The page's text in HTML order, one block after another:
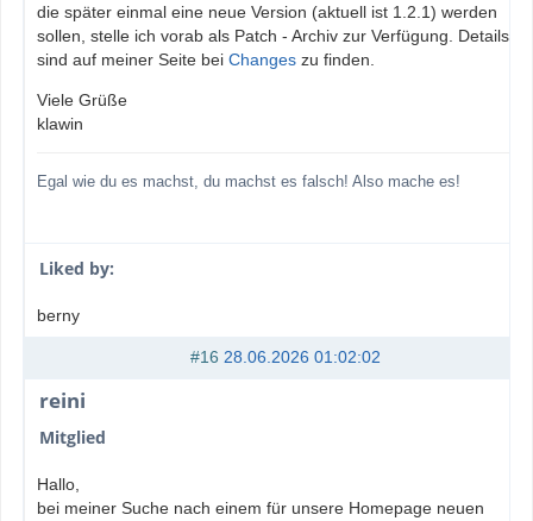
die später einmal eine neue Version (aktuell ist 1.2.1) werden
sollen, stelle ich vorab als Patch - Archiv zur Verfügung. Details
sind auf meiner Seite bei Changes zu finden.
Viele Grüße
klawin
Egal wie du es machst, du machst es falsch! Also mache es!
Liked by:
berny
#16 28.06.2026 01:02:02
reini
Mitglied
Hallo,
bei meiner Suche nach einem für unsere Homepage neuen